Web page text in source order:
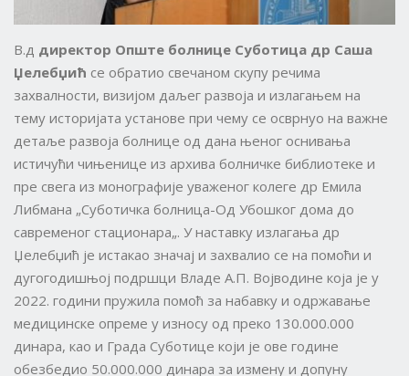
В.д директор Опште болнице Суботица др Саша
Џелебџић се обратио свечаном скупу речима
захвалности, визијом даљег развоја и излагањем на
тему историјата установе при чему се осврнуо на важне
детаље развоја болнице од дана њеног оснивања
истичући чињенице из архива болничке библиотеке и
пре свега из монографије уваженог колеге др Емила
Либмана „Суботичка болница-Од Убошког дома до
савременог стационара„. У наставку излагања др
Џелебџић је истакао значај и захвалио се на помоћи и
дугогодишњој подршци Владе А.П. Војводине која је у
2022. години пружила помоћ за набавку и одржавање
медицинске опреме у износу од преко 130.000.000
динара, као и Града Суботице који је ове године
обезбедио 50.000.000 динара за измену и допуну